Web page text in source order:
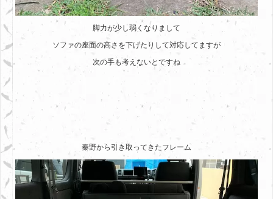
脚力が少し弱くなりまして
ソファの座面の高さを下げたりして対応してますが
次の手も考えないとですね
秦野から引き取ってきたフレーム